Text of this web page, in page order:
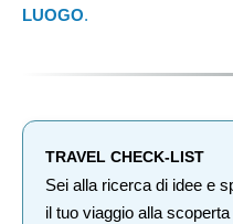
LUOGO.
TRAVEL CHECK-LIST
Sei alla ricerca di idee e
il tuo viaggio alla scoperta